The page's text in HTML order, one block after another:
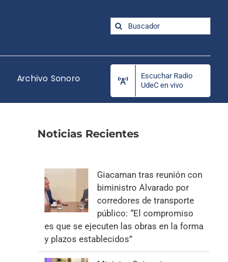
Buscar:
Archivo Sonoro
Escuchar Radio
UdeC en vivo
Noticias Recientes
Giacaman tras reunión con
biministro Alvarado por
corredores de transporte
público: “El compromiso
es que se ejecuten las obras en la forma
y plazos establecidos”